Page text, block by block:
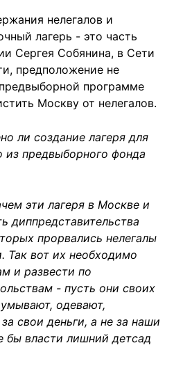
нелегалов и
лагерь - это часть
Сергея Собянина, в Сети
предположение не
программе
Москву от нелегалов.
ли создание лагеря для
из предвыборного фонда
эти лагеря в Москве и
диппредставительства
прорвались нелегалы
Так вот их необходимо
и развести по
- пусть они своих
одевают,
свои деньги, а не за наши
бы власти лишний детсад